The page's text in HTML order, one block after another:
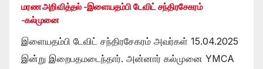
மரண அறிவித்தல் -இளையதம்பி டேவிட் சந்திரசேகரம்
-கல்முனை
இளையதம்பி டேவிட் சந்திரசேகரம் அவர்கள் 15.04.2025
இன்று இறைபதமடைந்தார். அன்னார் கல்முனை YMCA